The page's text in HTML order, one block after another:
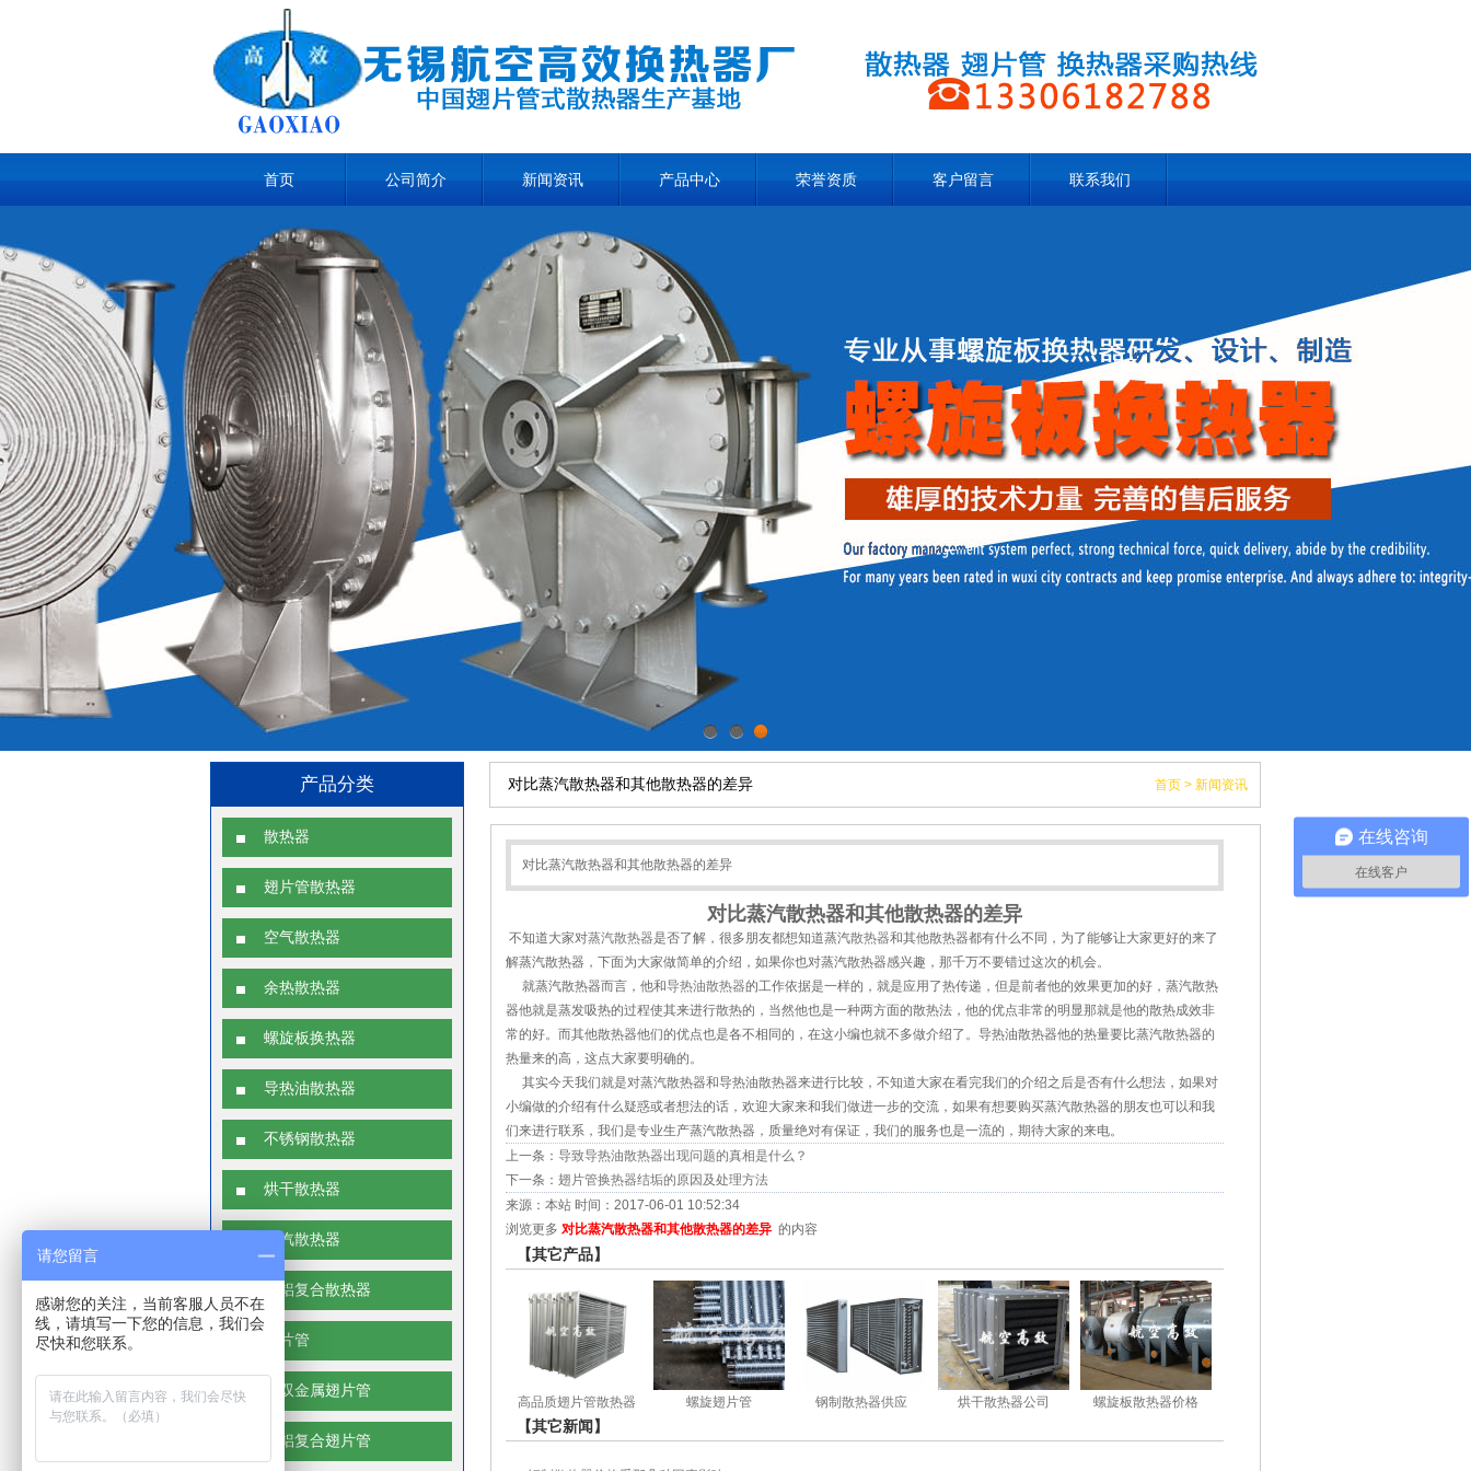
首页 公司简介 新闻资讯 产品中心 荣誉资质 客户留言 联系我们
产品分类
散热器
翅片管散热器
空气散热器
余热散热器
螺旋板换热器
导热油散热器
不锈钢散热器
烘干散热器
蒸汽散热器
钢铝复合散热器
翅片管
单双金属翅片管
钢铝复合翅片管
对比蒸汽散热器和其他散热器的差异 首页 > 新闻资讯
对比蒸汽散热器和其他散热器的差异
对比蒸汽散热器和其他散热器的差异
不知道大家对蒸汽散热器是否了解，很多朋友都想知道蒸汽散热器和其他散热器都有什么不同，为了能够让大家更好的来了
解蒸汽散热器，下面为大家做简单的介绍，如果你也对蒸汽散热器感兴趣，那千万不要错过这次的机会。
就蒸汽散热器而言，他和导热油散热器的工作依据是一样的，就是应用了热传递，但是前者他的效果更加的好，蒸汽散热
器他就是蒸发吸热的过程使其来进行散热的，当然他也是一种两方面的散热法，他的优点非常的明显那就是他的散热成效非
常的好。而其他散热器他们的优点也是各不相同的，在这小编也就不多做介绍了。导热油散热器他的热量要比蒸汽散热器的
热量来的高，这点大家要明确的。
其实今天我们就是对蒸汽散热器和导热油散热器来进行比较，不知道大家在看完我们的介绍之后是否有什么想法，如果对
小编做的介绍有什么疑惑或者想法的话，欢迎大家来和我们做进一步的交流，如果有想要购买蒸汽散热器的朋友也可以和我
们来进行联系，我们是专业生产蒸汽散热器，质量绝对有保证，我们的服务也是一流的，期待大家的来电。
上一条： 导致导热油散热器出现问题的真相是什么？
下一条： 翅片管换热器结垢的原因及处理方法
来源：本站 时间：2017-06-01 10:52:34
浏览更多 对比蒸汽散热器和其他散热器的差异的内容
【其它产品】
高品质翅片管散热器 螺旋翅片管 钢制散热器供应 烘干散热器公司 螺旋板散热器价格
【其它新闻】
在线咨询
在线客户
请您留言
感谢您的关注，当前客服人员不在
线，请填写一下您的信息，我们会
尽快和您联系。